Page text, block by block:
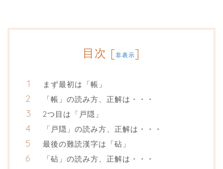
目次 [非表示]
まず最初は「帳」
「帳」の読み方、正解は・・・
2つ目は「戸隠」
「戸隠」の読み方、正解は・・・
最後の難読漢字は「砧」
「砧」の読み方、正解は・・・